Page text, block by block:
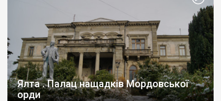
Ялта . Палац нащадків Мордовської
орди